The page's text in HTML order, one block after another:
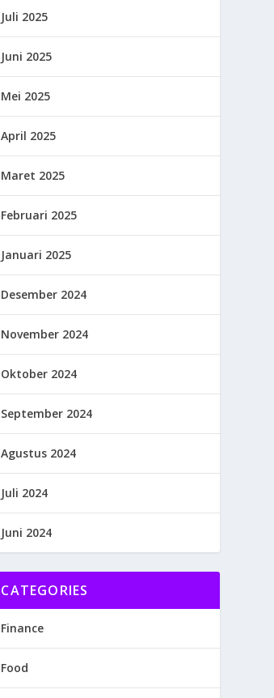
Juli 2025
Juni 2025
Mei 2025
April 2025
Maret 2025
Februari 2025
Januari 2025
Desember 2024
November 2024
Oktober 2024
September 2024
Agustus 2024
Juli 2024
Juni 2024
CATEGORIES
Finance
Food